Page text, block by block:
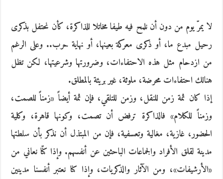
لا يمرّ يوم من دون أن نلمح فيه طيفا مخاتلا للذاكرة، كأن نحتفل بذكرى
رحيل مبدع ما، أو ذكرى معركة بعينها، أو نهاية حرب.. وعلى الرغم
من ازدحام مثل هذه الاحتفاءات، وضرورتها وشرعيتها، لكن تظل
هنالك احتفاءات محرضة، ملوثة، غير بريئة بالمطلق.
إذا كان ثمة زمن للنقل، وزمن للتلقي، فإن ثمة أيضاً «زمناً للصمت،
وزمناً للكلام» فالذاكرة ترفض أن تصمت، وكونها قاهرة، وكلية
الحضور، غازية، مغالية وتعسفية، فإن من المبتذل أن نذكر بأن سلطتها
مدينة لقلق الأفراد والجماعات الباحثين عن أنفسهم. وإذا كنّا نعاني من
«الأرشيفات»، ومن الآثار والذكريات، وإذا كنا نعتبر أنفسنا مدينين